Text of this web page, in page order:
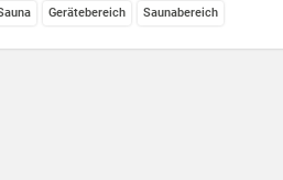
Gerätebereich Saunabereich